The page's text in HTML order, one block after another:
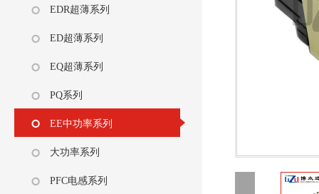
EDR超薄系列
ED超薄系列
EQ超薄系列
PQ系列
EE中功率系列
大功率系列
PFC电感系列